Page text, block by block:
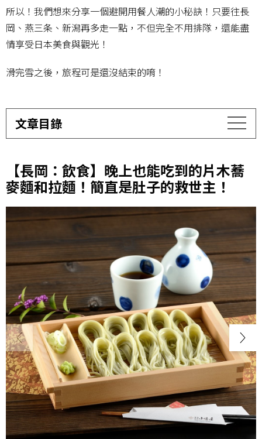
所以！我們想來分享一個避開用餐人潮的小秘訣！只要往長
岡、燕三条、新潟再多走一點，不但完全不用排隊，還能盡
情享受日本美食與觀光！
滑完雪之後，旅程可是還沒結束的唷！
文章目錄
【長岡：飲食】晚上也能吃到的片木蕎
麥麵和拉麵！簡直是肚子的救世主！